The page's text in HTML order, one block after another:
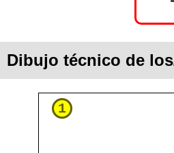
Dibujo técnico de
1